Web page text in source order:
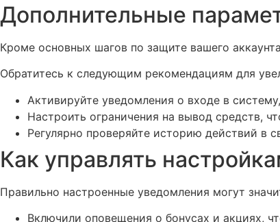
Дополнительные
Кроме основных шагов по защите вашего
Обратитесь к следующим рекомендациям для
Активируйте уведомления о входе в
Настроить ограничения на вывод средств,
Регулярно проверяйте историю действий в
Как управлять
Правильно настроенные уведомления могут
Включили оповещения о бонусах и акциях,